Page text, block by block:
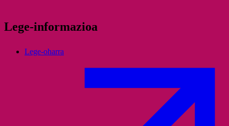
Lege-informazioa
Lege-oharra